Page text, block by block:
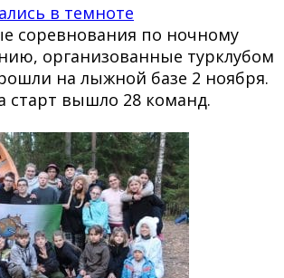
в темноте
соревнования по ночному
организованные турклубом
на лыжной базе 2 ноября.
старт вышло 28 команд.